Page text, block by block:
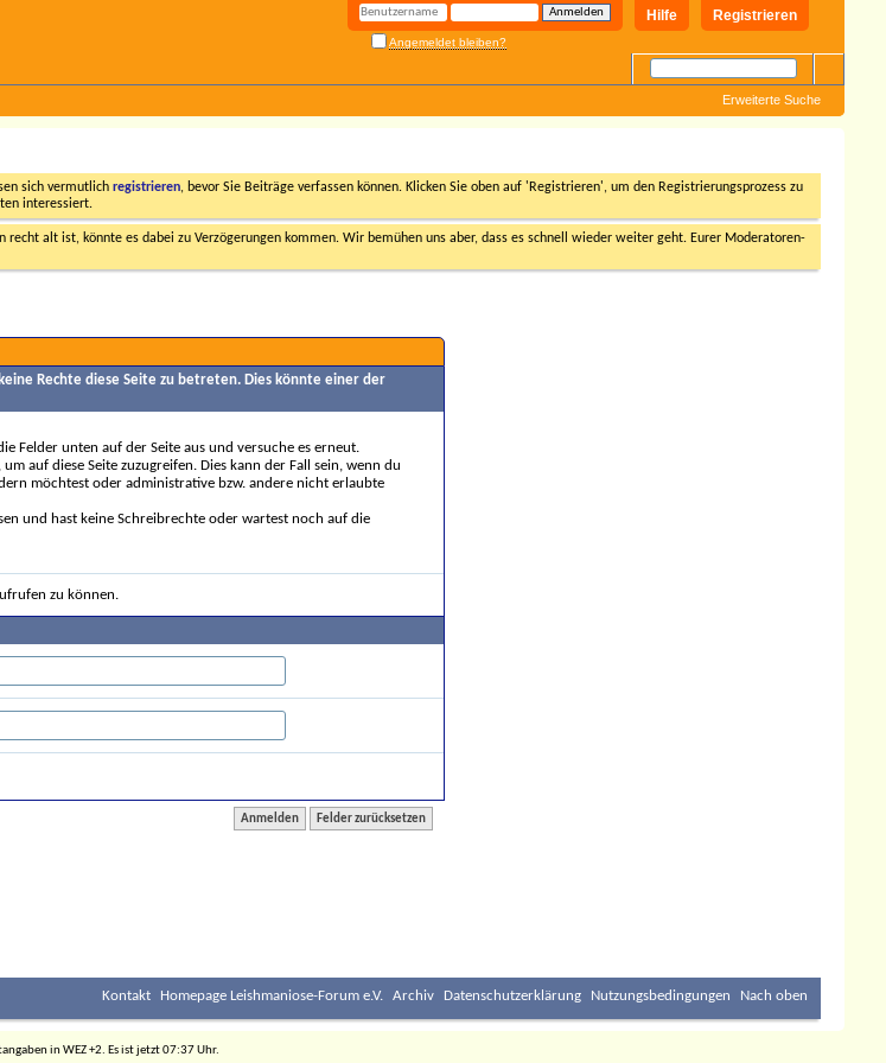
Registrieren
Hilfe
Angemeldet bleiben?
Erweiterte Suche
sich vermutlich registrieren, bevor Sie Beiträge verfassen können. Klicken Sie oben auf 'Registrieren', um den Registrierungsprozess zu
interessiert.
alt ist, könnte es dabei zu Verzögerungen kommen. Wir bemühen uns aber, dass es schnell wieder weiter geht. Eurer Moderatoren-
Rechte diese Seite zu betreten. Dies könnte einer der
Felder unten auf der Seite aus und versuche es erneut.
auf diese Seite zuzugreifen. Dies kann der Fall sein, wenn du
möchtest oder administrative bzw. andere nicht erlaubte
und hast keine Schreibrechte oder wartest noch auf die
zu können.
Kontakt Homepage Leishmaniose-Forum e.V. Archiv Datenschutzerklärung Nutzungsbedingungen Nach oben
in WEZ +2. Es ist jetzt07:37Uhr.